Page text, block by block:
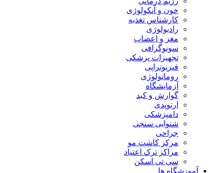
خون و آنکولوژی
کارشناس تغذیه
رادیولوژی
مغز و اعصاب
سونوگرافی
تجهیزات پزشکی
فیزیوتراپی
روماتولوژی
آزمایشگاه
گوارش و کبد
ارتوپدی
دامپزشکی
شنوایی سنجی
جراحی
مرکز کاشت مو
مراکز ترک اعتیاد
سی تی اسکن
آموزشگاه ها